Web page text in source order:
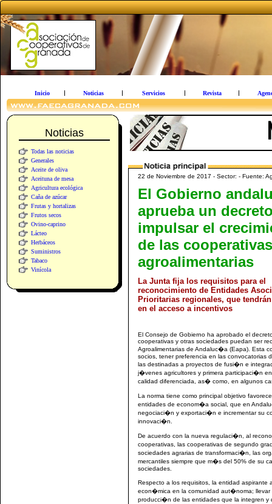
Inicio Noticias Servicios Revista
Noticias
Todas las noticias
Generales
Aceite de oliva
Aceituna de mesa
Agricultura ecológica
Caña de azúcar
Frutas y hortalizas
Frutos secos
Ovino-caprino
Lácteo
Herbáceos
Suministros
Tabaco
Vinícola
22 de Noviembre de 2017 - Sector: - Fuente:
El Gobierno
aprueba un
impulsar el
de las cooperativas
agroalimentarias
La Junta fija los requisitos para el
reconocimiento de Entidades
Prioritarias regionales, que
en el acceso a incentivos
El Consejo de Gobierno ha aprobado el
cooperativas y otras sociedades puedan ser
Agroalimentarias de Andaluc�a (Eapa). Esta
socios, tener preferencia en las convocatorias
las destinadas a proyectos de fusi�n e
j�venes agricultores y primera participaci�n
calidad diferenciada, as� como, en algunos
La norma tiene como principal objetivo
entidades de econom�a social, que en
negociaci�n y exportaci�n e incrementar su
innovaci�n.
De acuerdo con la nueva regulaci�n, al
cooperativas, las cooperativas de segundo
sociedades agrarias de transformaci�n, las
mercantiles siempre que m�s del 50% de su
sociedades.
Respecto a los requisitos, la entidad
econ�mica en la comunidad aut�noma;
producci�n de las entidades que la integren y